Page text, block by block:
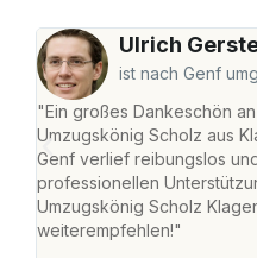
Ulrich
ist nach Genf
"Ein großes Dankeschön
Umzugskönig Scholz aus
Genf verlief reibungslos
professionellen
Umzugskönig Scholz
weiterempfehlen!"